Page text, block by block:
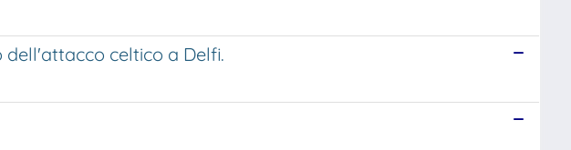
dell'attacco celtico a Delfi.